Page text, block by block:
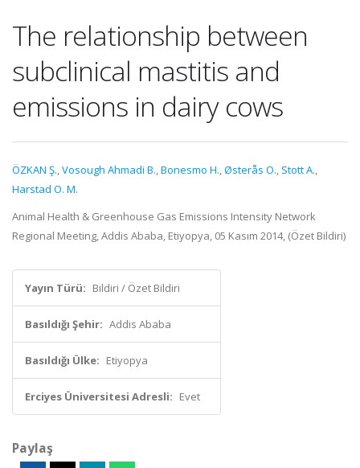
The relationship between
subclinical mastitis and
emissions in dairy cows
ÖZKAN Ş.,Vosough Ahmadi B.,Bonesmo H.,Østerås O., Stott A.,
Harstad O. M.
Animal Health & Greenhouse Gas Emissions Intensity Network
Regional Meeting, Addis Ababa, Etiyopya, 05 Kasım 2014, (Özet Bildiri)
Yayın Türü: Bildiri / Özet Bildiri
Basıldığı Şehir: Addis Ababa
Basıldığı Ülke: Etiyopya
Erciyes Üniversitesi Adresli: Evet
Paylaş